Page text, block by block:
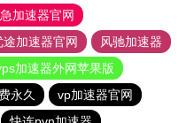
加速器官网
途加速器官网
风驰加速器
加速器外网苹果版
永久
vp加速器官网